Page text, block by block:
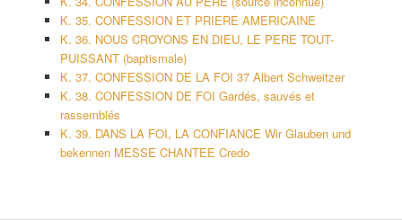
K. 35. CONFESSION ET PRIERE AMERICAINE
K. 36. NOUS CROYONS EN DIEU, LE PERE TOUT-
PUISSANT (baptismale)
K. 37. CONFESSION DE LA FOI 37 Albert Schweitzer
K. 38. CONFESSION DE FOI Gardés, sauvés et
rassemblés
K. 39. DANS LA FOI, LA CONFIANCE Wir Glauben und
bekennen MESSE CHANTEE Credo